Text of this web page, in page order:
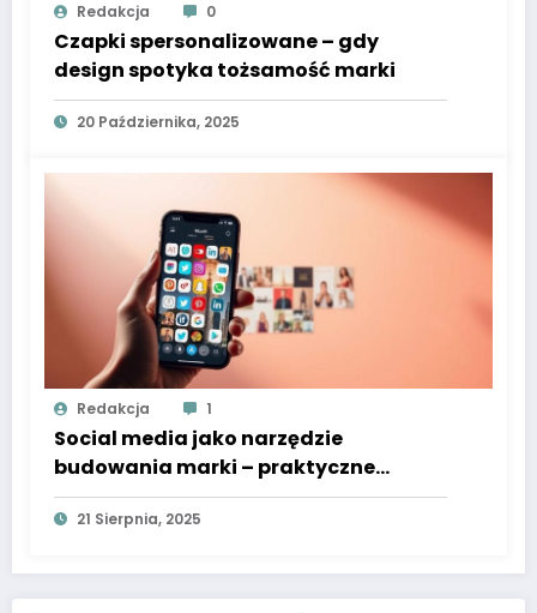
Redakcja 0
Czapki spersonalizowane – gdy
design spotyka tożsamość marki
20 Października, 2025
Redakcja 1
Social media jako narzędzie
budowania marki – praktyczne
wskazówki
21 Sierpnia, 2025